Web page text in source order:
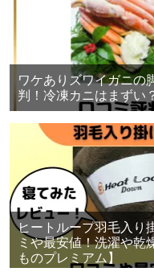
ワケありズワイガニの
判！冷凍カニはまずい
ヒートループ羽毛入り
ミや最安値！洗濯や乾
ものプレミアム】